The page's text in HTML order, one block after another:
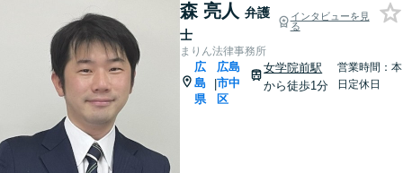
森 亮人 弁護
士
インタビューを見
る
まりん法律事務所
広
島
県
|
広島
市中
区
女学院前駅
から徒歩1分
営業時間：本
日定休日